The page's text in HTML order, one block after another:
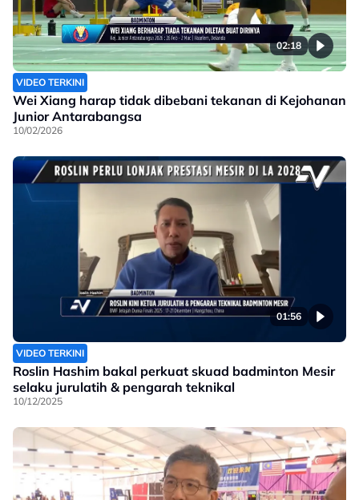
02:18
VIDEO TERKINI
Wei Xiang harap tidak dibebani tekanan di Kejohanan
Junior Antarabangsa
10/02/2026
01:56
VIDEO TERKINI
Roslin Hashim bakal perkuat skuad badminton Mesir
selaku jurulatih & pengarah teknikal
10/12/2025